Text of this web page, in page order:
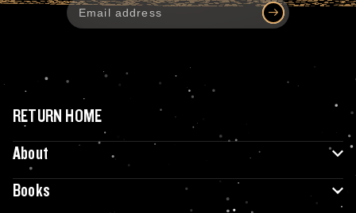
RETURN HOME
About
Books